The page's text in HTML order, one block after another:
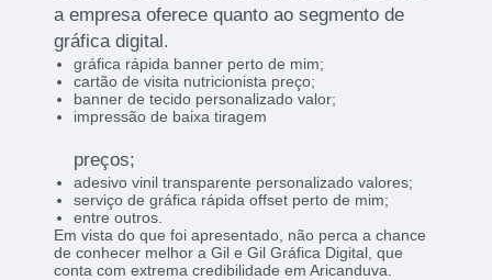
a empresa oferece quanto ao segmento de
gráfica digital.
gráfica rápida banner perto de mim;
cartão de visita nutricionista preço;
banner de tecido personalizado valor;
impressão de baixa tiragem
preços;
adesivo vinil transparente personalizado valores;
serviço de gráfica rápida offset perto de mim;
entre outros.
Em vista do que foi apresentado, não perca a chance
de conhecer melhor a Gil e Gil Gráfica Digital, que
conta com extrema credibilidade em Aricanduva.